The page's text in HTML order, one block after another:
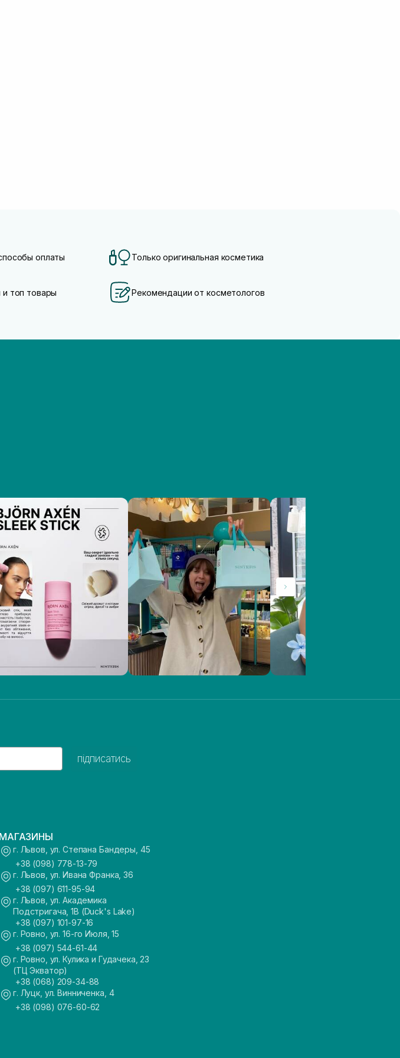
оплаты Только оригинальная косметика
топ товары Рекомендации от косметологов
підписатись
МАГАЗИНЫ
г. Львов, ул. Степана Бандеры, 45
+38 (098) 778-13-79
г. Львов, ул. Ивана Франка, 36
+38 (097) 611-95-94
г. Львов, ул. Академика
Подстригача, 1В (Duck's Lake)
+38 (097) 101-97-16
г. Ровно, ул. 16-го Июля, 15
+38 (097) 544-61-44
г. Ровно, ул. Кулика и Гудачека, 23
(ТЦ Экватор)
+38 (068) 209-34-88
г. Луцк, ул. Винниченка, 4
+38 (098) 076-60-62